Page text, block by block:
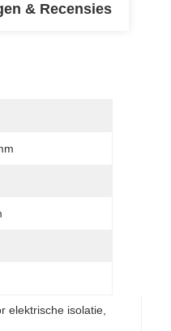
& Recensies
elektrische isolatie